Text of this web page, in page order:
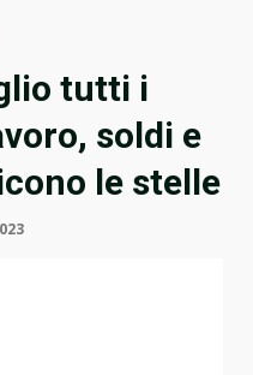
tutti i
soldi e
le stelle